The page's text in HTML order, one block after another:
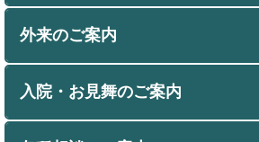
外来のご案内
入院・お見舞のご案内